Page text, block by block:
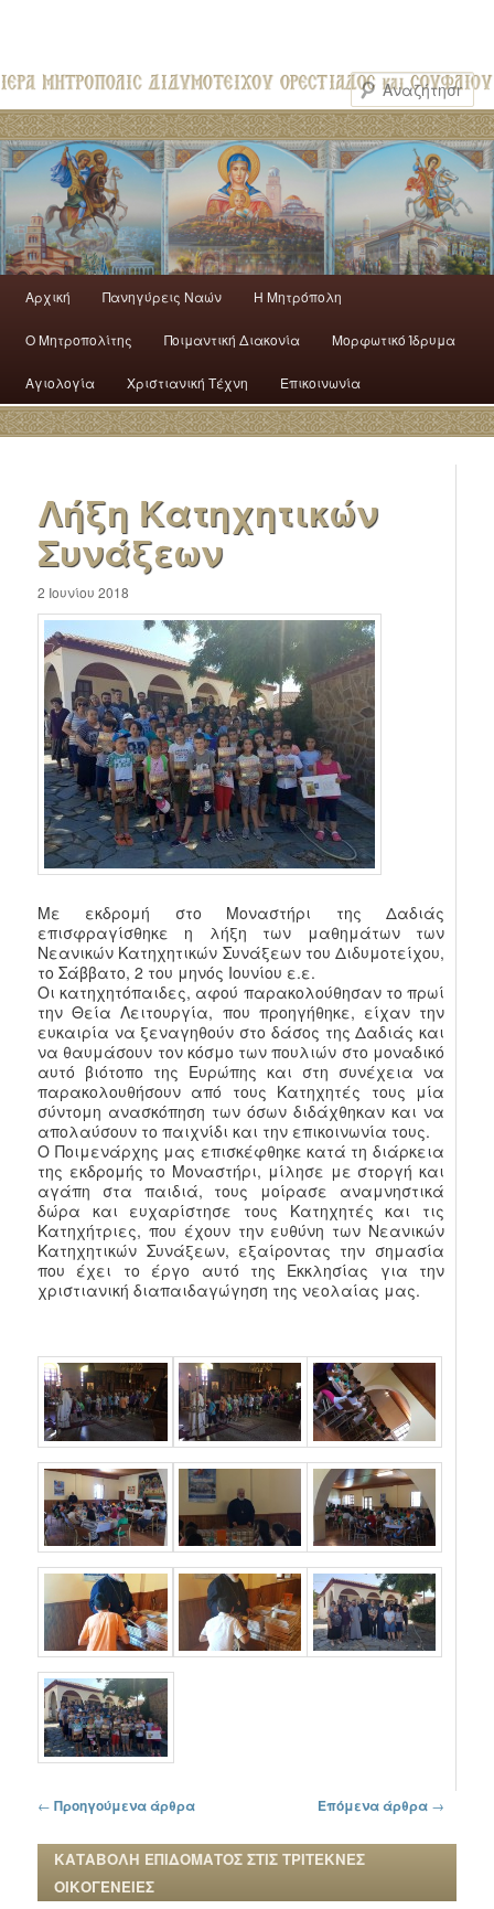
Αρχική Πανηγύρεις Ναών H Mητρόπολη
Ο Mητροπολίτης Ποιμαντική Διακονία Μορφωτικό Ίδρυμα
Αγιολογία Χριστιανική Τέχνη Επικοινωνία
Λήξη Κατηχητικών
Συνάξεων
2 Ιουνίου 2018
Με εκδρομή στο Μοναστήρι της Δαδιάς
επισφραγίσθηκε η λήξη των μαθημάτων των
Νεανικών Κατηχητικών Συνάξεων του Διδυμοτείχου,
το Σάββατο, 2 του μηνός Ιουνίου ε.ε.
Οι κατηχητόπαιδες, αφού παρακολούθησαν το πρωί
την Θεία Λειτουργία, που προηγήθηκε, είχαν την
ευκαιρία να ξεναγηθούν στο δάσος της Δαδιάς και
να θαυμάσουν τον κόσμο των πουλιών στο μοναδικό
αυτό βιότοπο της Ευρώπης και στη συνέχεια να
παρακολουθήσουν από τους Κατηχητές τους μία
σύντομη ανασκόπηση των όσων διδάχθηκαν και να
απολαύσουν το παιχνίδι και την επικοινωνία τους.
Ο Ποιμενάρχης μας επισκέφθηκε κατά τη διάρκεια
της εκδρομής το Μοναστήρι, μίλησε με στοργή και
αγάπη στα παιδιά, τους μοίρασε αναμνηστικά
δώρα και ευχαρίστησε τους Κατηχητές και τις
Κατηχήτριες, που έχουν την ευθύνη των Νεανικών
Κατηχητικών Συνάξεων, εξαίροντας την σημασία
που έχει το έργο αυτό της Εκκλησίας για την
χριστιανική διαπαιδαγώγηση της νεολαίας μας.
Πλοήγηση στα άρθρα
← Προηγούμενα άρθρα Επόμενα άρθρα →
ΚΑΤΑΒΟΛΗ ΕΠΙΔΟΜΑΤΟΣ ΣΤΙΣ ΤΡΙΤΕΚΝΕΣ
ΟΙΚΟΓΕΝΕΙΕΣ